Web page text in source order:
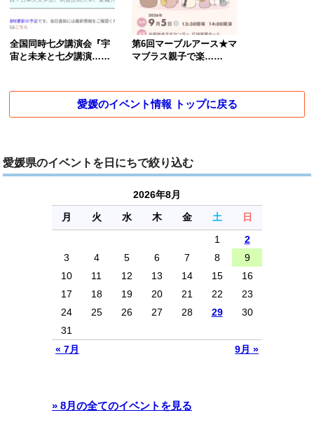
全国同時七夕講演会『宇
宙と未来と七夕講演……
第6回マーブルアース★マ
マブラス親子で楽……
愛媛のイベント情報 トップに戻る
愛媛県のイベントを日にちで絞り込む
2026年8月
月
火 水 木 金 土 日
« 7月 9月 »
1
2
3
4 5 6 7 8
9
10
11 12 13 14 15
16
17
18 19 20 21 22
23
24
25 26 27 28 29
30
31
» 8月の全てのイベントを見る